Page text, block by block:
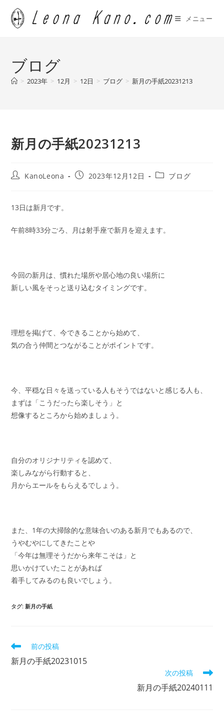
メニュー
ブログ
> 2023年 > 12月 > 12日 > ブログ > 新月の手紙20231213
新月の手紙20231213
投
KanoLeona
投
2023年12月12日
投
ー:
ブログ
13日は新月です。
午前8時33分ごろ、月は射手座で新月を迎えます。
今回の新月は、慣れた場所や居心地の良い場所に
新しい風をそっと送り込むタイミングです。
理想を掲げて、今できることから始めて、
気の合う仲間とつながることがポイントです。
今、平穏な日々を送っている人もそうではないと感じる人も、
まずは「こうだったら楽しそう」と
想像するところから始めましょう。
自分のオリジナリティを認めて、
楽しみながら行動すると、
月からエールをもらえるでしょう。
また、1年の大掃除的な意味合いのある新月でもあるので、
うやむやにしてきたことや
「今年は無理そうだから来年こそは」と
思いかけていたことがあれば
着手してみるのも良いでしょう。
タグ:新月の手紙
そ
の
他
前の投稿
新月の手紙20231015
次の投稿
新月の手紙20240111